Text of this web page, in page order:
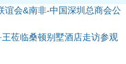
谊会&南非-中国深圳总商会公
莅临桑顿别墅酒店走访参观